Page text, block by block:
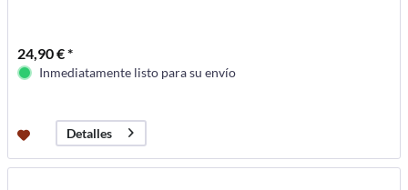
24,90 € *
Inmediatamente listo para su envío
Detalles